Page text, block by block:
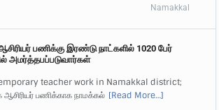
Namakkal
பணிக்கு இரண்டு நாட்களில் 1020 பேர்
அமர்த்தபப்படுவார்கள்
teacher work in Namakkal district;
பணிக்காக நாமக்கல் [Read More…]